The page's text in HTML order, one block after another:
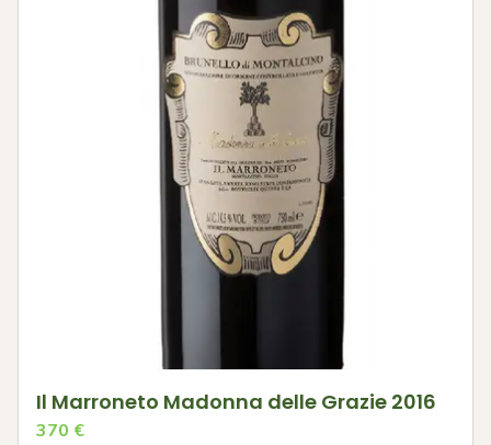
Il Marroneto Madonna delle Grazie 2016
370 €